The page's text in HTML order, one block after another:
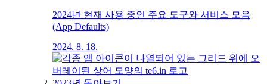
2024년 현재 사용 중인 주요 도구와 서비스 모음
(App Defaults)
2024. 8. 18.